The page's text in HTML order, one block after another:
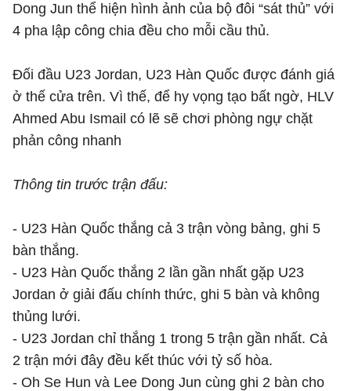
Dong Jun thể hiện hình ảnh của bộ đôi “sát thủ” với
4 pha lập công chia đều cho mỗi cầu thủ.
Đối đầu U23 Jordan, U23 Hàn Quốc được đánh giá
ở thế cửa trên. Vì thế, để hy vọng tạo bất ngờ, HLV
Ahmed Abu Ismail có lẽ sẽ chơi phòng ngự chặt
phản công nhanh
Thông tin trước trận đấu:
- U23 Hàn Quốc thắng cả 3 trận vòng bảng, ghi 5
bàn thắng.
- U23 Hàn Quốc thắng 2 lần gần nhất gặp U23
Jordan ở giải đấu chính thức, ghi 5 bàn và không
thủng lưới.
- U23 Jordan chỉ thắng 1 trong 5 trận gần nhất. Cả
2 trận mới đây đều kết thúc với tỷ số hòa.
- Oh Se Hun và Lee Dong Jun cùng ghi 2 bàn cho